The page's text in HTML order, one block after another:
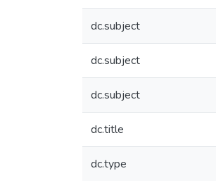
dc.subject
dc.subject
dc.subject
dc.title
dc.type